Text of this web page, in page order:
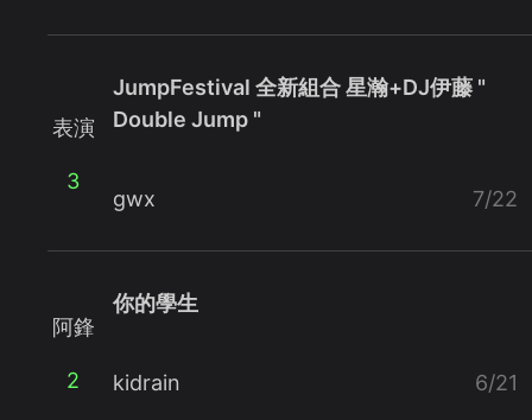
表演
3
JumpFestival 全新組合 星瀚+DJ伊藤 "
Double Jump "
gwx 7/22
阿鋒
2
你的學生
kidrain 6/21